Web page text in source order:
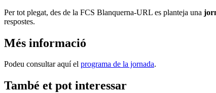
Per tot plegat, des de la FCS Blanquerna-URL es planteja una
respostes.
Més informació
Podeu consultar aquí el programa de la jornada.
També et pot interessar